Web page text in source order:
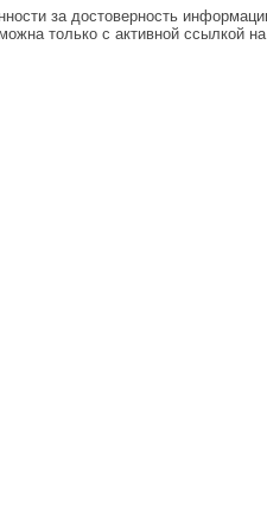
за достоверность
только с активной ссылкой